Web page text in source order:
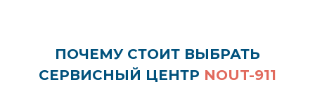
ПОЧЕМУ СТОИТ ВЫБРАТЬ
СЕРВИСНЫЙ ЦЕНТР NOUT-911